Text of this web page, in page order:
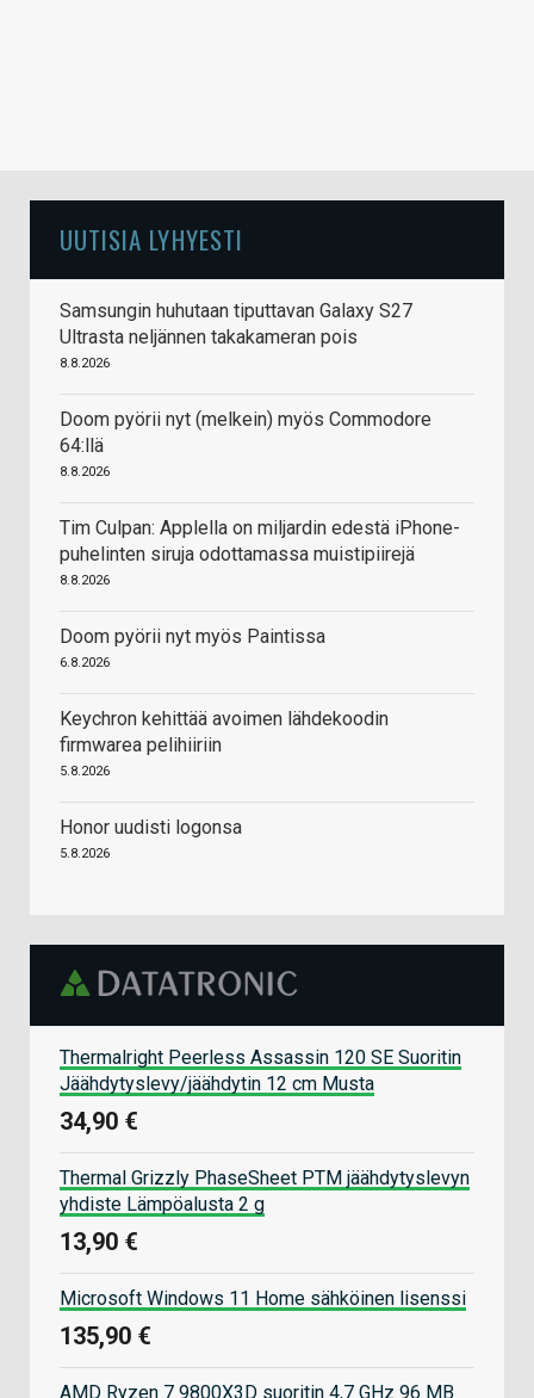
UUTISIA LYHYESTI
Samsungin huhutaan tiputtavan Galaxy S27
Ultrasta neljännen takakameran pois
8.8.2026
Doom pyörii nyt (melkein) myös Commodore
64:llä
8.8.2026
Tim Culpan: Applella on miljardin edestä iPhone-
puhelinten siruja odottamassa muistipiirejä
8.8.2026
Doom pyörii nyt myös Paintissa
6.8.2026
Keychron kehittää avoimen lähdekoodin
firmwarea pelihiiriin
5.8.2026
Honor uudisti logonsa
5.8.2026
Thermalright Peerless Assassin 120 SE Suoritin
Jäähdytyslevy/jäähdytin 12 cm Musta
34,90 €
Thermal Grizzly PhaseSheet PTM jäähdytyslevyn
yhdiste Lämpöalusta 2 g
13,90 €
Microsoft Windows 11 Home sähköinen lisenssi
135,90 €
AMD Ryzen 7 9800X3D suoritin 4,7 GHz 96 MB